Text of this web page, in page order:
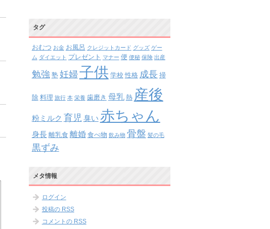
タグ
おむつ お金 お風呂 クレジットカード グッズ ゲー
ム ダイエット プレゼント マナー 便 便秘 保険 出産
勉強 塾 妊婦 子供 学校 性格 成長 掃
除 料理 旅行 本 栄養 歯磨き 母乳 熱 産後
粉ミルク 育児 臭い 赤ちゃん
身長 離乳食 離婚 食べ物 飲み物 骨盤 髪の毛
黒ずみ
メタ情報
ログイン
投稿の RSS
コメントの RSS